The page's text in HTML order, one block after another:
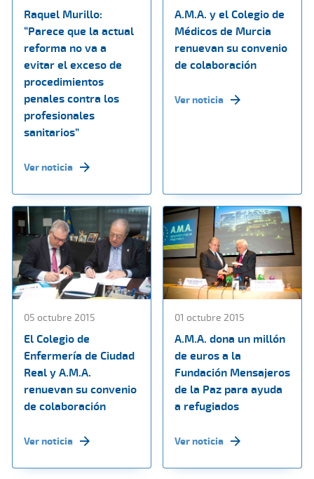
Raquel Murillo:
“Parece que la actual
reforma no va a
evitar el exceso de
procedimientos
penales contra los
profesionales
sanitarios”
Ver noticia
A.M.A. y el Colegio de
Médicos de Murcia
renuevan su convenio
de colaboración
Ver noticia
05 octubre 2015
El Colegio de
Enfermería de Ciudad
Real y A.M.A.
renuevan su convenio
de colaboración
Ver noticia
01 octubre 2015
A.M.A. dona un millón
de euros a la
Fundación Mensajeros
de la Paz para ayuda
a refugiados
Ver noticia